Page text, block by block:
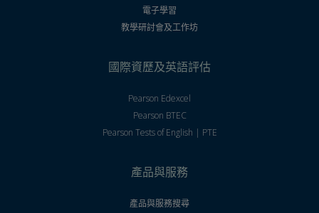
電子學習
教學研討會及工作坊
國際資歷及英語評估
Pearson Edexcel
Pearson BTEC
Pearson Tests of English | PTE
產品與服務
產品與服務搜尋